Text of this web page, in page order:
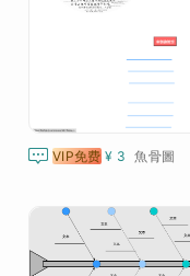
 VIP免费 ¥ 3 魚骨圖